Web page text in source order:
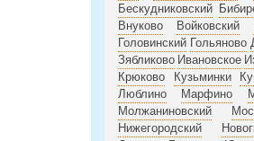
Бескудниковский
Внуково
Войковский
Головинский Гольяново
Зябликово Ивановское
Крюково
Кузьминки
Люблино
Марфино
Молжаниновский
Нижегородский